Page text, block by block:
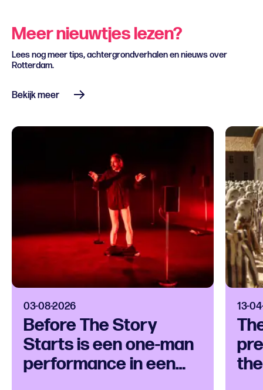
Meer nieuwtjes lezen?
Lees nog meer tips, achtergrondverhalen en nieuws over
Rotterdam.
Bekijk meer
03-08-2026
Before The Story
Starts is een one-man
performance in een
13-